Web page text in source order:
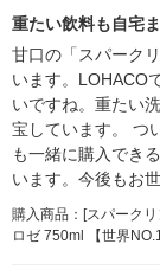
重たい飲料も自宅
甘口の「スパーク
います。LOHACO
いですね。重たい
宝しています。 つ
も一緒に購入でき
います。今後もお
購入商品：[スパーク
ロゼ 750ml 【世界